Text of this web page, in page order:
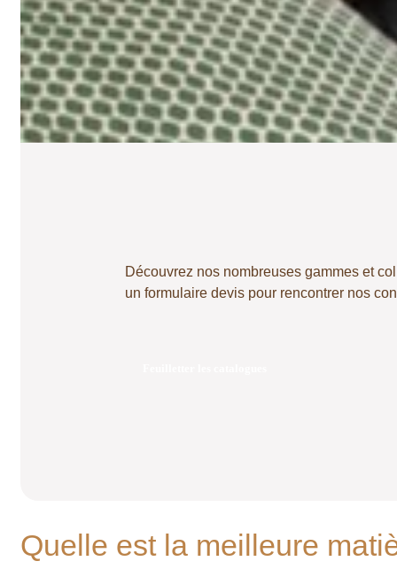
Découvrez nos nombreuses gammes et
un formulaire devis pour rencontrer nos
Quelle est la meilleure